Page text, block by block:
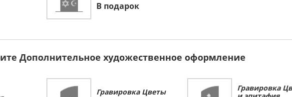
В подарок
Дополнительное художественное оформление
Гравировка Цветы
Гравировка